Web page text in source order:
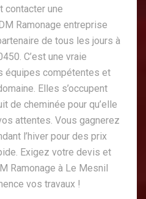
contacter une
Ramonage entreprise
de tous les jours à
C’est une vraie
équipes compétentes et
Elles s’occupent
de cheminée pour qu’elle
attentes. Vous gagnerez
l’hiver pour des prix
Exigez votre devis et
Ramonage à Le Mesnil
vos travaux !